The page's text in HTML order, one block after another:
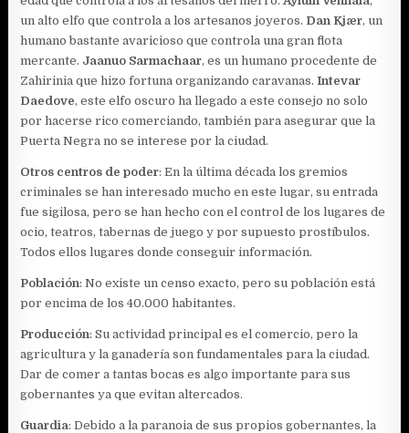
un alto elfo que controla a los artesanos joyeros. Dan Kjær, un
humano bastante avaricioso que controla una gran flota
mercante. Jaanuo Sarmachaar, es un humano procedente de
Zahirinia que hizo fortuna organizando caravanas.Intevar
Daedove, este elfo oscuro ha llegado a este consejo no solo
por hacerse rico comerciando, también para asegurar que la
Puerta Negra no se interese por la ciudad.
Otros centros de poder: En la última década los gremios
criminales se han interesado mucho en este lugar, su entrada
fue sigilosa, pero se han hecho con el control de los lugares de
ocio, teatros, tabernas de juego y por supuesto prostíbulos.
Todos ellos lugares donde conseguir información.
Población: No existe un censo exacto, pero su población está
por encima de los 40.000 habitantes.
Producción: Su actividad principal es el comercio, pero la
agricultura y la ganadería son fundamentales para la ciudad.
Dar de comer a tantas bocas es algo importante para sus
gobernantes ya que evitan altercados.
Guardia: Debido a la paranoia de sus propios gobernantes, la